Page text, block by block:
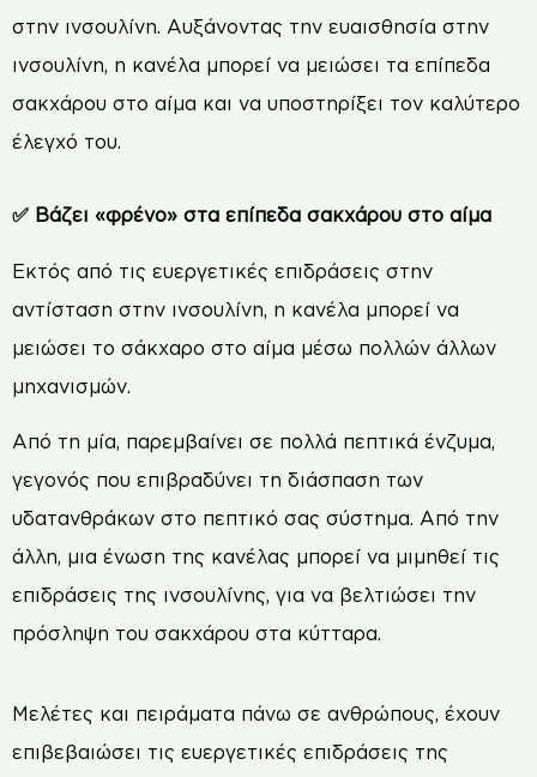
στην ινσουλίνη. Αυξάνοντας την ευαισθησία στην
ινσουλίνη, η κανέλα μπορεί να μειώσει τα επίπεδα
σακχάρου στο αίμα και να υποστηρίξει τον καλύτερο
έλεγχό του.
✅ Βάζει «φρένο» στα επίπεδα σακχάρου στο αίμα
Εκτός από τις ευεργετικές επιδράσεις στην
αντίσταση στην ινσουλίνη, η κανέλα μπορεί να
μειώσει το σάκχαρο στο αίμα μέσω πολλών άλλων
μηχανισμών.
Από τη μία, παρεμβαίνει σε πολλά πεπτικά ένζυμα,
γεγονός που επιβραδύνει τη διάσπαση των
υδατανθράκων στο πεπτικό σας σύστημα. Από την
άλλη, μια ένωση της κανέλας μπορεί να μιμηθεί τις
επιδράσεις της ινσουλίνης, για να βελτιώσει την
πρόσληψη του σακχάρου στα κύτταρα.
Μελέτες και πειράματα πάνω σε ανθρώπους, έχουν
επιβεβαιώσει τις ευεργετικές επιδράσεις της